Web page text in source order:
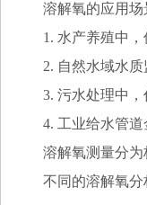
溶解氧的应用场
1. 水产养殖中
2. 自然水域水
3. 污水处理中
4. 工业给水管
溶解氧测量分
不同的溶解氧